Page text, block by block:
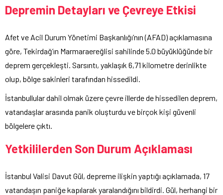
Depremin Detayları ve Çevreye Etkisi
Afet ve Acil Durum Yönetimi Başkanlığı’nın (AFAD) açıklamasına
göre, Tekirdağ’ın Marmaraereğlisi sahilinde 5.0 büyüklüğünde bir
deprem gerçekleşti. Sarsıntı, yaklaşık 6,71 kilometre derinlikte
olup, bölge sakinleri tarafından hissedildi.
İstanbullular dahil olmak üzere çevre illerde de hissedilen deprem,
vatandaşlar arasında panik oluşturdu ve birçok kişi güvenli
bölgelere çıktı.
Yetkililerden Son Durum Açıklaması
İstanbul Valisi Davut Gül, depreme ilişkin yaptığı açıklamada, 17
vatandaşın paniğe kapılarak yaralandığını bildirdi. Gül, herhangi bir